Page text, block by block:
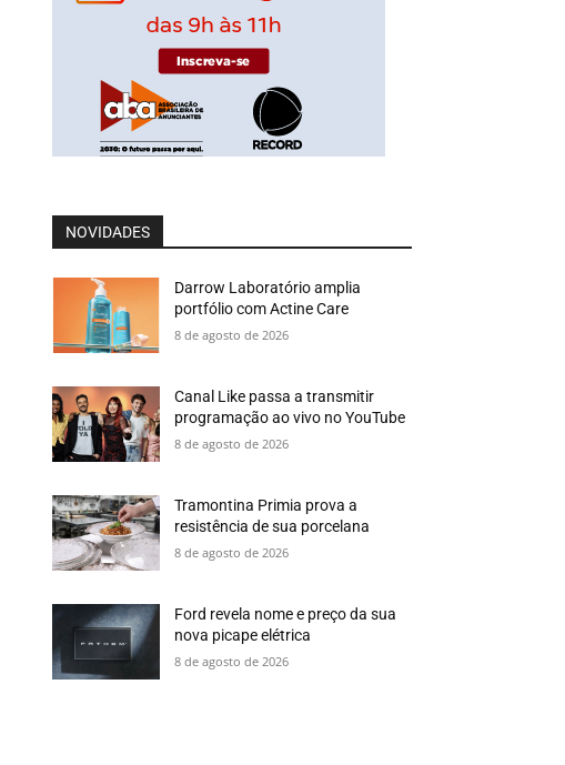
NOVIDADES
Darrow Laboratório amplia
portfólio com Actine Care
8 de agosto de 2026
Canal Like passa a transmitir
programação ao vivo no YouTube
8 de agosto de 2026
Tramontina Primia prova a
resistência de sua porcelana
8 de agosto de 2026
Ford revela nome e preço da sua
nova picape elétrica
8 de agosto de 2026